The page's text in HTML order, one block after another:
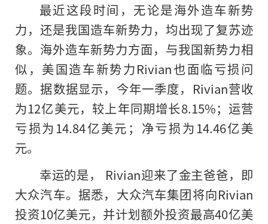
最近这段时间，无论是海外造车新势
力，还是我国造车新势力，均出现了复苏迹
象。海外造车新势力方面，与我国新势力相
似，美国造车新势力Rivian也面临亏损问
题。据数据显示，今年一季度，Rivian营收
为12亿美元，较上年同期增长8.15%；运营
亏损为14.84亿美元；净亏损为14.46亿美
元。
幸运的是， Rivian迎来了金主爸爸，即
大众汽车。据悉，大众汽车集团将向Rivian
投资10亿美元，并计划额外投资最高40亿美